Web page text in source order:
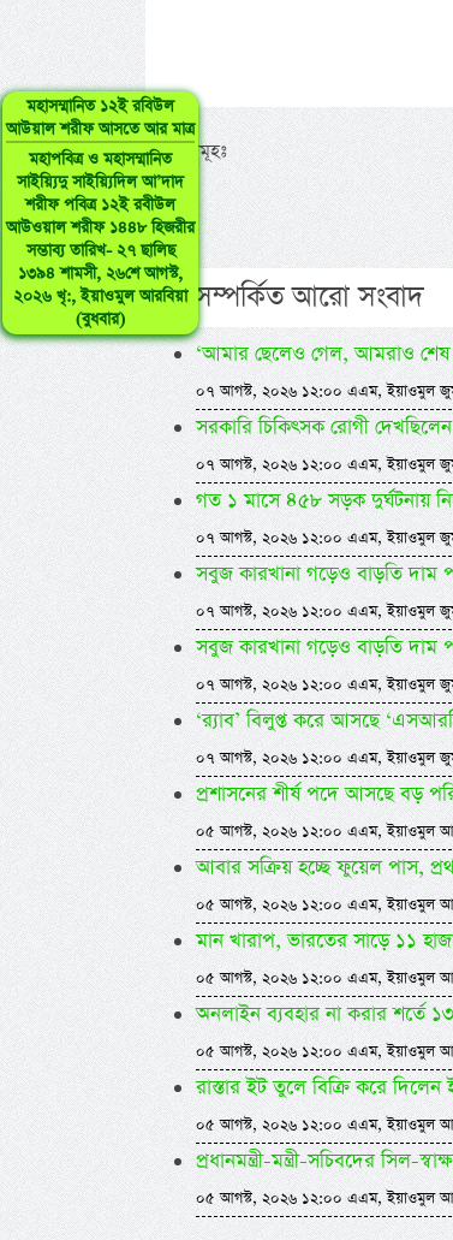
মহাসম্মানিত ১২ই রবিউল
আউয়াল শরীফ আসতে আর মাত্র
মহাপবিত্র ও মহাসম্মানিত
সাইয়্যিদু সাইয়্যিদিল আ’দাদ
শরীফ পবিত্র ১২ই রবীউল
আউওয়াল শরীফ ১৪৪৮ হিজরীর
সম্ভাব্য তারিখ- ২৭ ছালিছ
১৩৯৪ শামসী, ২৬শে আগস্ট,
২০২৬ খৃ:, ইয়াওমুল আরবিয়া
(বুধবার)
ট্যাগসমূহঃ
এ সম্পর্কিত আরো সংবাদ
‘আমার ছেলেও গেল, আমরাও শেষ
০৭ আগস্ট, ২০২৬ ১২:০০ এএম, ইয়াওমুল
সরকারি চিকিৎসক রোগী দেখছিলেন
০৭ আগস্ট, ২০২৬ ১২:০০ এএম, ইয়াওমুল
গত ১ মাসে ৪৫৮ সড়ক দুর্ঘটনায়
০৭ আগস্ট, ২০২৬ ১২:০০ এএম, ইয়াওমুল
সবুজ কারখানা গড়েও বাড়তি দাম
০৭ আগস্ট, ২০২৬ ১২:০০ এএম, ইয়াওমুল
সবুজ কারখানা গড়েও বাড়তি দাম
০৭ আগস্ট, ২০২৬ ১২:০০ এএম, ইয়াওমুল
‘র‍্যাব’ বিলুপ্ত করে আসছে
০৭ আগস্ট, ২০২৬ ১২:০০ এএম, ইয়াওমুল
প্রশাসনের শীর্ষ পদে আসছে বড়
০৫ আগস্ট, ২০২৬ ১২:০০ এএম, ইয়াওমুল
আবার সক্রিয় হচ্ছে ফুয়েল পাস,
০৫ আগস্ট, ২০২৬ ১২:০০ এএম, ইয়াওমুল
মান খারাপ, ভারতের সাড়ে ১১
০৫ আগস্ট, ২০২৬ ১২:০০ এএম, ইয়াওমুল
অনলাইন ব্যবহার না করার শর্তে
০৫ আগস্ট, ২০২৬ ১২:০০ এএম, ইয়াওমুল
রাস্তার ইট তুলে বিক্রি করে দিলেন
০৫ আগস্ট, ২০২৬ ১২:০০ এএম, ইয়াওমুল
প্রধানমন্ত্রী-মন্ত্রী-সচিবদের সিল-
০৫ আগস্ট, ২০২৬ ১২:০০ এএম, ইয়াওমুল